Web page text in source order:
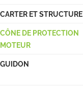
CARTER ET STRUCTURE
CÔNE DE PROTECTION
MOTEUR
GUIDON